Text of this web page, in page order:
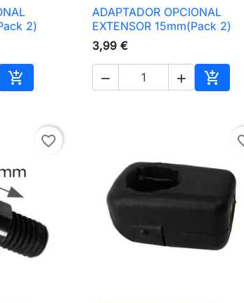
2)

Adicionar ao carrinho
 Vista rápida
ADAPTADOR OPCIONAL
EXTENSOR 15mm(Pack 2)
3,99 €
  
favorite_border